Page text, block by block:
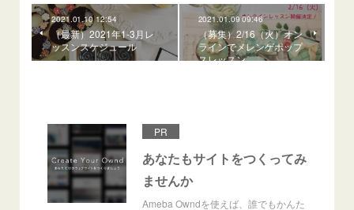
2021.01.10 12:54
（最新）2021年1-3月レ
ッスンスケジュール
2021.01.09 09:46
（募集）2/16（火）オン
ラインでメレンゲポップ
スレッスン
PR
あなたもサイトをつくってみ
ませんか
Ameba Owndを使えば、誰でもかんた